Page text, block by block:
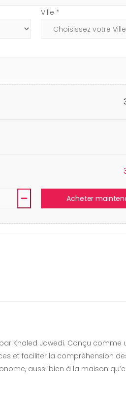
Ville *
Acheter
et faciliter la compréhension
aussi bien à la maison